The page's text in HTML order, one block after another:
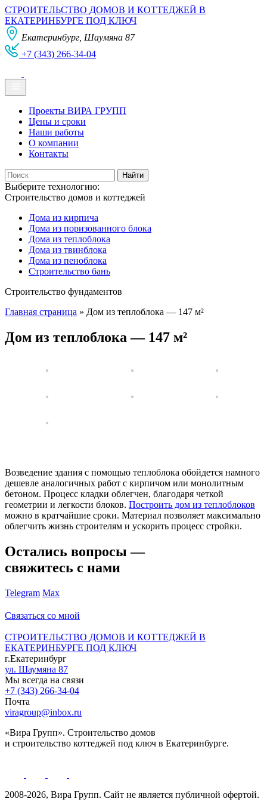
СТРОИТЕЛЬСТВО ДОМОВ И КОТТЕДЖЕЙ В
ЕКАТЕРИНБУРГЕ ПОД КЛЮЧ
Екатеринбург, Шаумяна 87
+7 (343) 266-34-04
Проекты ВИРА ГРУПП
Цены и сроки
Наши работы
О компании
Контакты
Выберите технологию:
Строительство домов и коттеджей
Дома из кирпича
Дома из поризованного блока
Дома из теплоблока
Дома из твинблока
Дома из пеноблока
Строительство бань
Строительство фундаментов
Главная страница » Дом из теплоблока — 147 м²
Дом из теплоблока — 147 м²
Возведение здания с помощью теплоблока обойдется намного
дешевле аналогичных работ с кирпичом или монолитным
бетоном. Процесс кладки облегчен, благодаря четкой
геометрии и легкости блоков. Построить дом из теплоблоков
можно в кратчайшие сроки. Материал позволяет максимально
облегчить жизнь строителям и ускорить процесс стройки.
Остались вопросы —
свяжитесь с нами
Telegram Max
Связаться со мной
СТРОИТЕЛЬСТВО ДОМОВ И КОТТЕДЖЕЙ В
ЕКАТЕРИНБУРГЕ ПОД КЛЮЧ
г.Екатеринбург
ул. Шаумяна 87
Мы всегда на связи
+7 (343) 266-34-04
Почта
viragroup@inbox.ru
«Вира Групп». Строительство домов
и строительство коттеджей под ключ в Екатеринбурге.
2008-2026, Вира Групп. Cайт не является публичной офертой.